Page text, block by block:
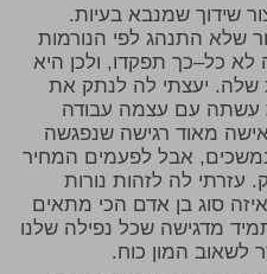
שידוך שמנבא בעיות.
שלא התנהג לפי הנורמות
לא כל–כך תפקדו, ולכן היא
שלה. יעצתי לה לנתק את
עשתה עם עצמה עבודה
מאוד רגישה שנפגשה
אבל לפעמים המחיר
לה לזהות נורות
סוג בן אדם הכי מתאים
מדגישה שכל נפילה שלנו
לשאוב המון כוח.